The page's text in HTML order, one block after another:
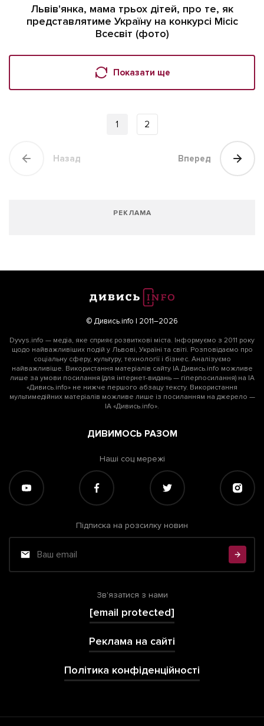
Львів'янка, мама трьох дітей, про те, як
представлятиме Україну на конкурсі Місіс
Всесвіт (фото)
Показати ще
Назад
1 2
Вперед
РЕКЛАМА
© Дивись.info | 2011–2026
Dyvys.info — медіа, яке сприяє розвиткові міста. Інформуємо з 2011 року
щодо найважливіших подій у Львові, Україні та світі. Розповідаємо про
соціальну сферу, культуру, технології і бізнес. Аналізуємо
найважливіше. Використання матеріалів сайту ІА Дивись.info можливе
лише за умови посилання (для інтернет-видань — гіперпосилання) на ІА
«Дивись.info» не нижче першого абзацу тексту. Використання
мультимедійних матеріалів можливе лише із посиланням на джерело —
ІА «Дивись.info».
ДИВИМОСЬ РАЗОМ
Наші соц мережі
Підписка на розсилку новин
Зв'язатися з нами
[email protected]
Реклама на сайті
Політика конфіденційності